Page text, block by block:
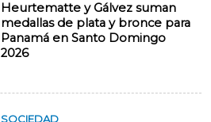
Heurtematte y Gálvez suman
medallas de plata y bronce para
Panamá en Santo Domingo
2026
SOCIEDAD